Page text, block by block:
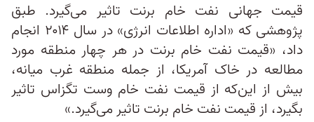
قیمت جهانی نفت خام برنت تاثیر می‌گیرد. طبق
پژوهشی که «اداره اطلاعات انرژی» در سال ۲۰۱۴ انجام
داد، «قیمت نفت خام برنت در هر چهار منطقه مورد
مطالعه در خاک آمریکا، از جمله منطقه غرب میانه،
بیش از این‌که از قیمت نفت خام وست تگزاس تاثیر
بگیرد، از قیمت نفت خام برنت تاثیر می‌گیرد.»